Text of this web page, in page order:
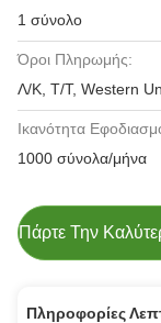
1 σύνολο
Όροι Πληρωμής:
Λ/Κ, Τ/Τ, Western
Ικανότητα
1000 σύνολα/μήνα
Πάρτε Την
Πληροφορίες